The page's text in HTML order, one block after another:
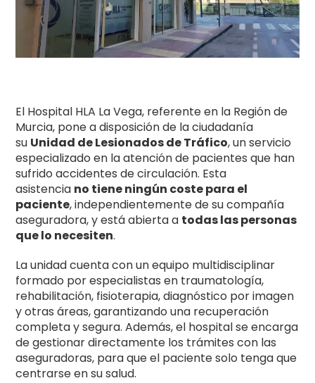
El Hospital HLA La Vega, referente en la Región de
Murcia, pone a disposición de la ciudadanía
su Unidad de Lesionados de Tráfico, un servicio
especializado en la atención de pacientes que han
sufrido accidentes de circulación. Esta
asistencia no tiene ningún coste para el
paciente, independientemente de su compañía
aseguradora, y está abierta a todas las personas
que lo necesiten.
La unidad cuenta con un equipo multidisciplinar
formado por especialistas en traumatología,
rehabilitación, fisioterapia, diagnóstico por imagen
y otras áreas, garantizando una recuperación
completa y segura. Además, el hospital se encarga
de gestionar directamente los trámites con las
aseguradoras, para que el paciente solo tenga que
centrarse en su salud.